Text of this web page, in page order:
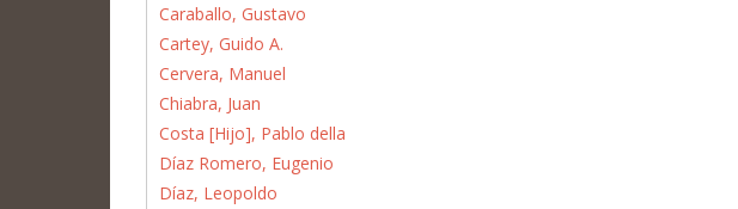
Caraballo, Gustavo
Cartey, Guido A.
Cervera, Manuel
Chiabra, Juan
Costa [Hijo], Pablo della
Díaz Romero, Eugenio
Díaz, Leopoldo